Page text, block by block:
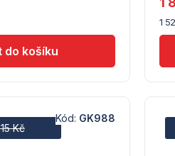
1
Kč
Kód: GK988